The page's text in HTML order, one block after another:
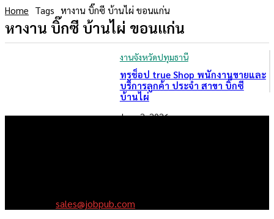
Home Tags หางาน บิ๊กซี บ้านไผ่ ขอนแก่น
หางาน บิ๊กซี บ้านไผ่ ขอนแก่น
งานจังหวัดปทุมธานี
ทรูช็อป true Shop พนักงานขายและ
บริการลูกค้า ประจำ สาขา บิ๊กซี
บ้านไผ่
June 2, 2026
sales@jobpub.com